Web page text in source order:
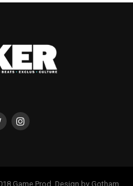
Game Prod. Design by Gotham